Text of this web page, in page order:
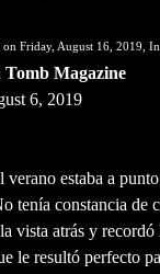
Friday, August 16, 2019,
Magazine
6, 2019
verano estaba a
tenía constancia de
vista atrás y
le resultó perfecto